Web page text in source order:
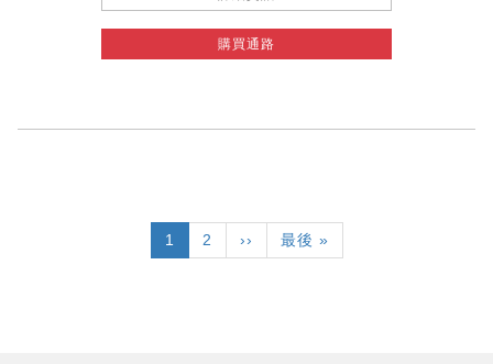
購買通路
目
前
1
頁
面
2
下
一
››
Last
page
最後 »